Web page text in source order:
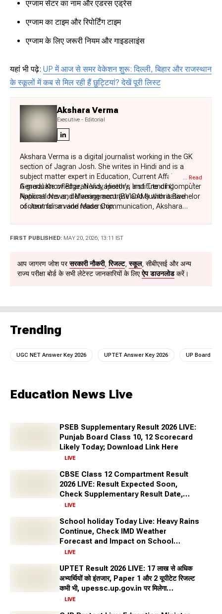
एग्जाम सेंटर का नाम और एडरस एड्रेस
एग्जाम का टाइम और रिपोर्टिंग टाइम
एग्जाम के लिए जरूरी नियम और गाइडलाइंस
यहां भी पढ़े: UP में आज से समर वेकेशन शुरू: दिल्ली, बिहार और राजस्थान
के स्कूलों में कब से मिल रही हैं छुट्टियां? देखें पूरी लिस्ट
Akshara Verma
Executive - Editorial
Akshara Verma is a digital journalist working in the GK
section of Jagran Josh. She writes in Hindi and is a
subject matter expert in Education, Current Affairs,
General Knowledge, News, History, and Trending
National News, delivering accurate and authoritative
content for a wide readership.
A graduate of Bharati Vidyapeeth's Institute of Computer
Applications and Management (BVICAM) with a Bachelor
of Journalism and Mass Communication, Akshara
to her work. She has previously held content writing and
Public Relations roles at Genesis BCW and Dainik
formats. She can be reached at
akshara.verma@jagrannewmedia.com.
... Read
More
FIRST PUBLISHED: MAY 20, 2026, 13:11 IST
आप जागरण जोश परसरकारी नौकरी,रिजल्ट,स्कूल, सीबीएसई और अन्य
राज्य परीक्षा बोर्ड के सभी लेटेस्ट जानकारियों के लिएऐप डाउनलोडकरें।
Trending
UGC NET Answer Key 2026 UPTET Answer Key 2026 UP Board
Education News Live
PSEB Supplementary Result 2026 LIVE:
Punjab Board Class 10, 12 Scorecard
Likely Today; Download Link Here
LIVE
CBSE Class 12 Compartment Result
2026 LIVE: Result Expected Soon,
Check Supplementary Result Date,
Marksheet Direct Link at cbse.gov.in
LIVE
School holiday Today Live: Heavy Rains
Continue, Check IMD Weather
Forecast and Impact on School
Closures Across States
LIVE
UPTET Result 2026 LIVE: 17 लाख से अधिक
अभ्यर्थियों को इंतजार, Paper 1 और 2 यूपीटेट रिजल्ट
कभी भी, upessc.up.gov.in पर मिलेगा
Scorecard Link
LIVE